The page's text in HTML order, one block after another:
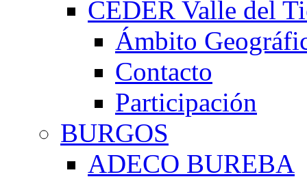
CEDER Valle del
Ámbito
Contacto
Participación
BURGOS
ADECO BUREBA